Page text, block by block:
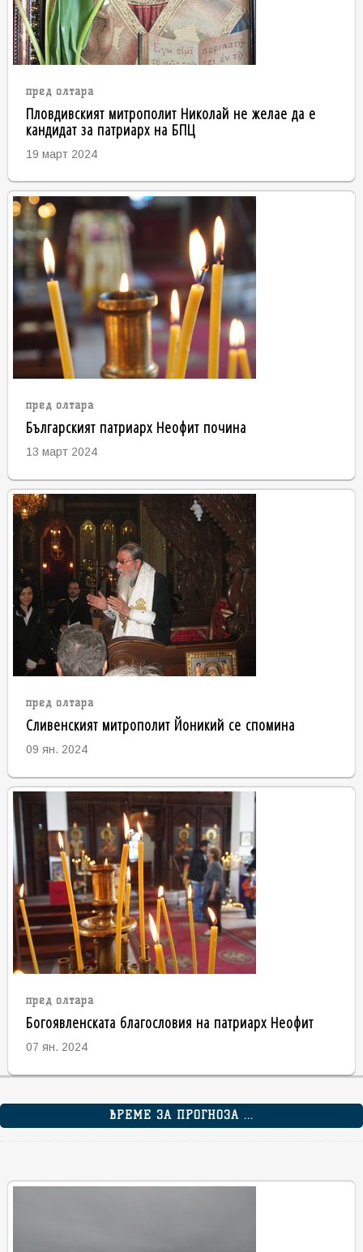
пред олтара
Пловдивският митрополит Николай не желае да е
кандидат за патриарх на БПЦ
19 март 2024
пред олтара
Българският патриарх Неофит почина
13 март 2024
пред олтара
Сливенският митрополит Йоникий се спомина
09 ян. 2024
пред олтара
Богоявленската благословия на патриарх Неофит
07 ян. 2024
ВРЕМЕ ЗА ПРОГНОЗА ...